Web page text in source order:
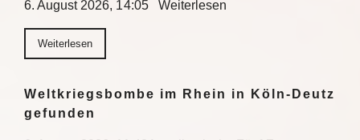
6. August 2026, 14:05 Weiterlesen
Weiterlesen
Weltkriegsbombe im Rhein in Köln-Deutz
gefunden